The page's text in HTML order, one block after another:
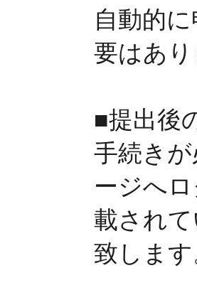
自動的
要はあり
■提出後
手続き
ージへ
載され
致します